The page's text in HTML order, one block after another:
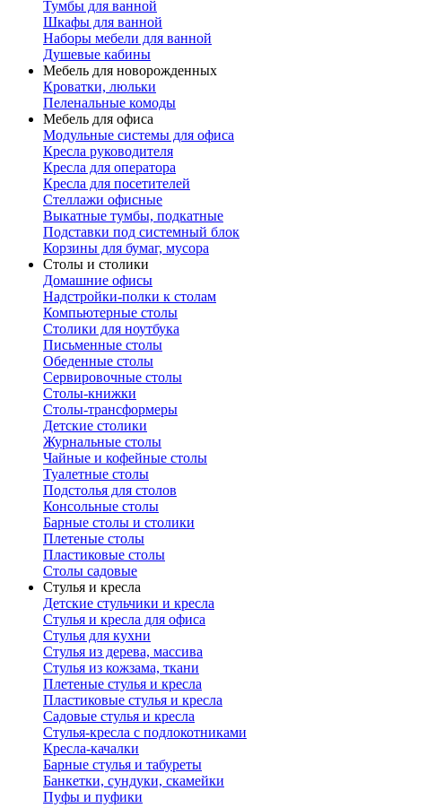
Тумбы для ванной
Шкафы для ванной
Наборы мебели для ванной
Душевые кабины
Мебель для новорожденных
Кроватки, люльки
Пеленальные комоды
Мебель для офиса
Модульные системы для офиса
Кресла руководителя
Кресла для оператора
Кресла для посетителей
Стеллажи офисные
Выкатные тумбы, подкатные
Подставки под системный блок
Корзины для бумаг, мусора
Столы и столики
Домашние офисы
Надстройки-полки к столам
Компьютерные столы
Столики для ноутбука
Письменные столы
Обеденные столы
Сервировочные столы
Столы-книжки
Столы-трансформеры
Детские столики
Журнальные столы
Чайные и кофейные столы
Туалетные столы
Подстолья для столов
Консольные столы
Барные столы и столики
Плетеные столы
Пластиковые столы
Столы садовые
Стулья и кресла
Детские стульчики и кресла
Стулья и кресла для офиса
Стулья для кухни
Стулья из дерева, массива
Стулья из кожзама, ткани
Плетеные стулья и кресла
Пластиковые стулья и кресла
Садовые стулья и кресла
Стулья-кресла с подлокотниками
Кресла-качалки
Барные стулья и табуреты
Банкетки, сундуки, скамейки
Пуфы и пуфики